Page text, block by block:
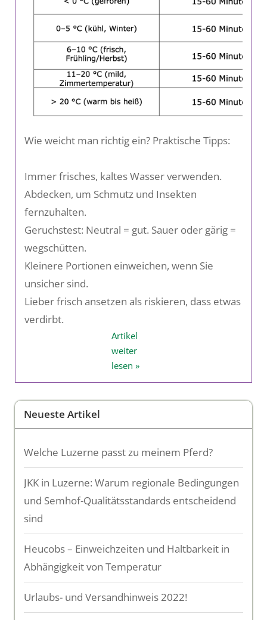
Wie weicht man richtig ein? Praktische Tipps:
Immer frisches, kaltes Wasser verwenden.
Abdecken, um Schmutz und Insekten
fernzuhalten.
Geruchstest: Neutral = gut. Sauer oder gärig =
wegschütten.
Kleinere Portionen einweichen, wenn Sie
unsicher sind.
Lieber frisch ansetzen als riskieren, dass etwas
verdirbt.
Artikel
weiter
lesen »
Neueste Artikel
Welche Luzerne passt zu meinem Pferd?
JKK in Luzerne: Warum regionale Bedingungen
und Semhof-Qualitätsstandards entscheidend
sind
Heucobs – Einweichzeiten und Haltbarkeit in
Abhängigkeit von Temperatur
Urlaubs- und Versandhinweis 2022!